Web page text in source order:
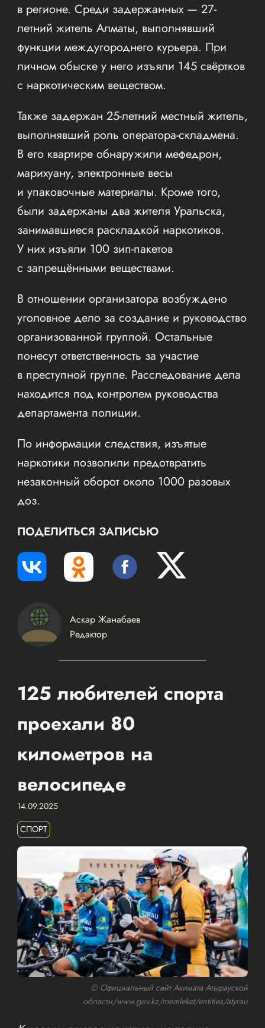
в регионе. Среди задержанных — 27-
летний житель Алматы, выполнявший
функции междугороднего курьера. При
личном обыске у него изъяли 145 свёртков
с наркотическим веществом.
Также задержан 25-летний местный житель,
выполнявший роль оператора-складмена.
В его квартире обнаружили мефедрон,
марихуану, электронные весы
и упаковочные материалы. Кроме того,
были задержаны два жителя Уральска,
занимавшиеся раскладкой наркотиков.
У них изъяли 100 зип-пакетов
с запрещёнными веществами.
В отношении организатора возбуждено
уголовное дело за создание и руководство
организованной группой. Остальные
понесут ответственность за участие
в преступной группе. Расследование дела
находится под контролем руководства
департамента полиции.
По информации следствия, изъятые
наркотики позволили предотвратить
незаконный оборот около 1000 разовых
доз.
ПОДЕЛИТЬСЯ ЗАПИСЬЮ
Аскар Жанабаев
Редактор
125 любителей спорта
проехали 80
километров на
велосипеде
14.09.2025
СПОРТ
© Официальный сайт Акимата Атырауской
области/www.gov.kz/memleket/entities/atyrau